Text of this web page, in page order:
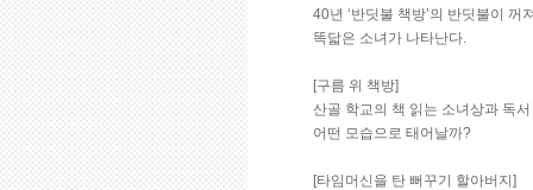
40년 ‘반딧불 책방’의 반딧불이
똑닯은 소녀가 나타난다.
[구름 위 책방]
산골 학교의 책 읽는 소녀상과 독
어떤 모습으로 태어날까?
[타임머신을 탄 뻐꾸기 할아버지]